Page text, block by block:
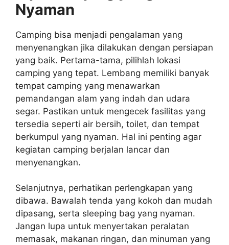
Nyaman
Camping bisa menjadi pengalaman yang
menyenangkan jika dilakukan dengan persiapan
yang baik. Pertama-tama, pilihlah lokasi
camping yang tepat. Lembang memiliki banyak
tempat camping yang menawarkan
pemandangan alam yang indah dan udara
segar. Pastikan untuk mengecek fasilitas yang
tersedia seperti air bersih, toilet, dan tempat
berkumpul yang nyaman. Hal ini penting agar
kegiatan camping berjalan lancar dan
menyenangkan.
Selanjutnya, perhatikan perlengkapan yang
dibawa. Bawalah tenda yang kokoh dan mudah
dipasang, serta sleeping bag yang nyaman.
Jangan lupa untuk menyertakan peralatan
memasak, makanan ringan, dan minuman yang